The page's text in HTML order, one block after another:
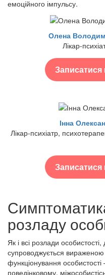
емоційного імпульсу.
Олена
Лікар-
Записатися
Інна
Лікар-психіатр,
Записатися
розладу
Як і всі розлади
супроводжується вираженою
функціонування
поведінковому,